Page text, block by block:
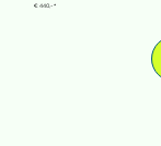
€ 440,- *